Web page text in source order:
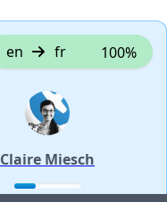
en fr 100%
Claire Miesch